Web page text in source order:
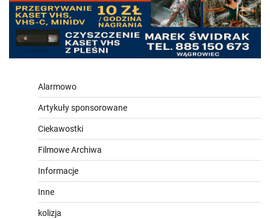
Alarmowo
Artykuły sponsorowane
Ciekawostki
Filmowe Archiwa
Informacje
Inne
kolizja